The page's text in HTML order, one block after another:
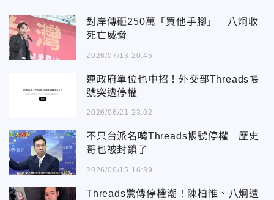
對岸傳砸250萬「買他手腳」 八炯收
死亡威脅
2026/07/13 20:45
連政府單位也中招！外交部Threads帳
號突遭停權
2026/06/21 23:02
不只台派名嘴Threads帳號停權 歷史
哥也被封鎖了
2026/06/15 16:39
Threads驚傳停權潮！陳柏惟、八炯遭